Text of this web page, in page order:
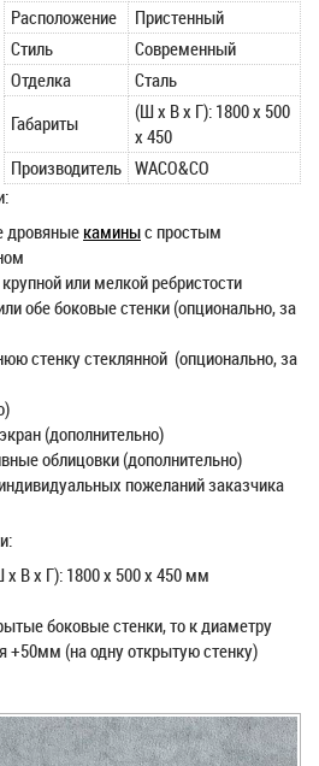
Расположение
Пристенный
Стиль
Современный
Отделка
Сталь
Габариты
(Ш х В х Г): 1800 х 500
х 450
Производитель WACO&CO
дровяные каминыс простым
или мелкой ребристости
обе боковые стенки (опционально, за
стенку стеклянной (опционально, за
(дополнительно)
облицовки (дополнительно)
пожеланий заказчика
В х Г): 1800 х 500 х 450 мм
боковые стенки, то к диаметру
+50мм (на одну открытую стенку)